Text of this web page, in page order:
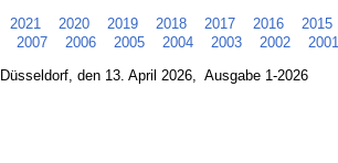
2021 2020 2019 2018 2017 2016 2015
2007 2006 2005 2004 2003 2002 2001
Düsseldorf, den 13. April 2026, Ausgabe 1-2026